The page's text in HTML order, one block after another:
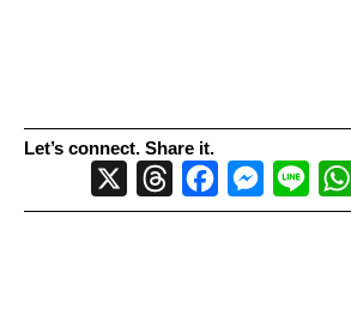
Let’s connect. Share it.
ThreadsFacebookMessenger
Line